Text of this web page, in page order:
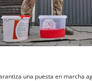
una puesta en marcha